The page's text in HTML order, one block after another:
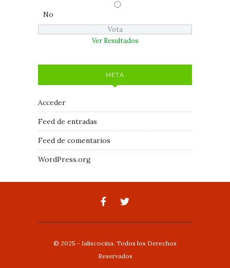
No
Ver Resultados
META
Acceder
Feed de entradas
Feed de comentarios
WordPress.org
© 2025 - Jaliscocina. Todos los Derechos
Reservados